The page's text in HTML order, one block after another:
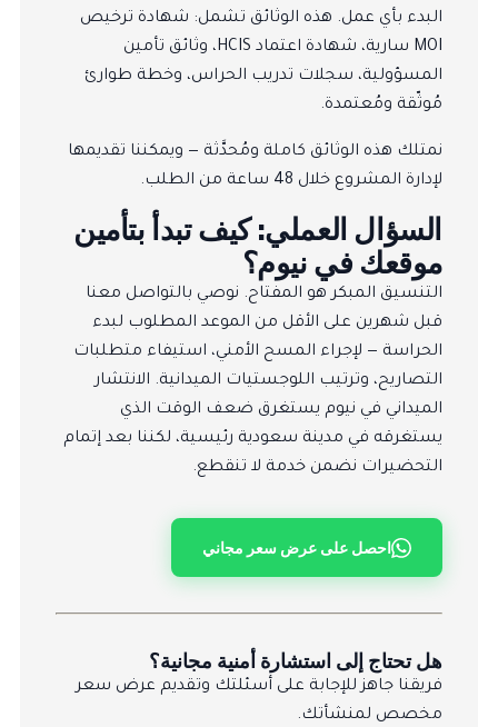
البدء بأي عمل. هذه الوثائق تشمل: شهادة ترخيص
MOI سارية، شهادة اعتماد HCIS، وثائق تأمين
المسؤولية، سجلات تدريب الحراس، وخطة طوارئ
مُوثّقة ومُعتمدة.
نمتلك هذه الوثائق كاملة ومُحدَّثة — ويمكننا تقديمها
لإدارة المشروع خلال 48 ساعة من الطلب.
السؤال العملي: كيف تبدأ بتأمين
موقعك في نيوم؟
التنسيق المبكر هو المفتاح. نوصي بالتواصل معنا
قبل شهرين على الأقل من الموعد المطلوب لبدء
الحراسة — لإجراء المسح الأمني، استيفاء متطلبات
التصاريح، وترتيب اللوجستيات الميدانية. الانتشار
الميداني في نيوم يستغرق ضعف الوقت الذي
يستغرقه في مدينة سعودية رئيسية، لكننا بعد إتمام
التحضيرات نضمن خدمة لا تنقطع.
احصل على عرض سعر مجاني
هل تحتاج إلى استشارة أمنية مجانية؟
فريقنا جاهز للإجابة على أسئلتك وتقديم عرض سعر
مخصص لمنشأتك.